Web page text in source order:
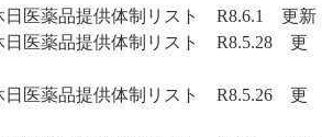
日医薬品提供体制リスト R8.6.1 更新
日医薬品提供体制リスト R8.5.28 更
日医薬品提供体制リスト R8.5.26 更